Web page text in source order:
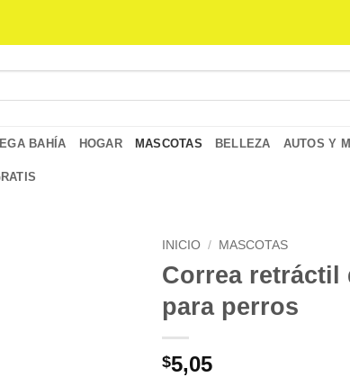
BAHÍA HOGAR MASCOTAS BELLEZA AUTOS Y
INICIO / MASCOTAS
Correa retráctil
para perros
$5,05